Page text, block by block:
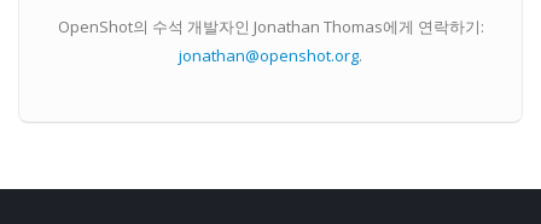
OpenShot의 수석 개발자인 Jonathan Thomas에게 연락하기:
jonathan@openshot.org.